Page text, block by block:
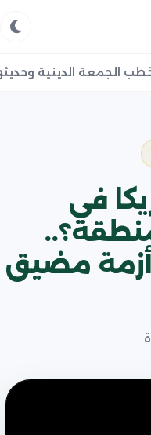
الجمعة الدينية
في
مضيق